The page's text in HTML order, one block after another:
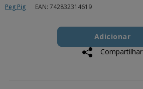
Peg Pig EAN: 742832314619
to
cart
Product
ActionsAdicionar
Compartilhar